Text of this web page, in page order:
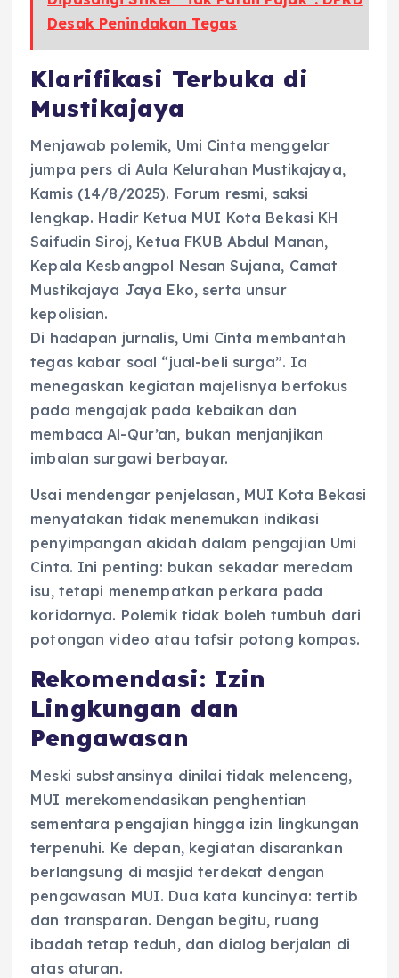
Desak Penindakan Tegas
Klarifikasi Terbuka di
Mustikajaya
Menjawab polemik, Umi Cinta menggelar
jumpa pers di Aula Kelurahan Mustikajaya,
Kamis (14/8/2025). Forum resmi, saksi
lengkap. Hadir Ketua MUI Kota Bekasi KH
Saifudin Siroj, Ketua FKUB Abdul Manan,
Kepala Kesbangpol Nesan Sujana, Camat
Mustikajaya Jaya Eko, serta unsur
kepolisian.
Di hadapan jurnalis, Umi Cinta membantah
tegas kabar soal “jual-beli surga”. Ia
menegaskan kegiatan majelisnya berfokus
pada mengajak pada kebaikan dan
membaca Al-Qur’an, bukan menjanjikan
imbalan surgawi berbayar.
Usai mendengar penjelasan, MUI Kota Bekasi
menyatakan tidak menemukan indikasi
penyimpangan akidah dalam pengajian Umi
Cinta. Ini penting: bukan sekadar meredam
isu, tetapi menempatkan perkara pada
koridornya. Polemik tidak boleh tumbuh dari
potongan video atau tafsir potong kompas.
Rekomendasi: Izin
Lingkungan dan
Pengawasan
Meski substansinya dinilai tidak melenceng,
MUI merekomendasikan penghentian
sementara pengajian hingga izin lingkungan
terpenuhi. Ke depan, kegiatan disarankan
berlangsung di masjid terdekat dengan
pengawasan MUI. Dua kata kuncinya: tertib
dan transparan. Dengan begitu, ruang
ibadah tetap teduh, dan dialog berjalan di
atas aturan.